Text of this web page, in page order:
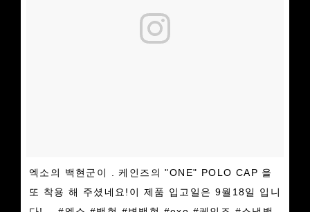
엑소의 백현군이 . 케인즈의 "ONE" POLO CAP 을
또 착용 해 주셨네요!이 제품 입고일은 9월18일 입니